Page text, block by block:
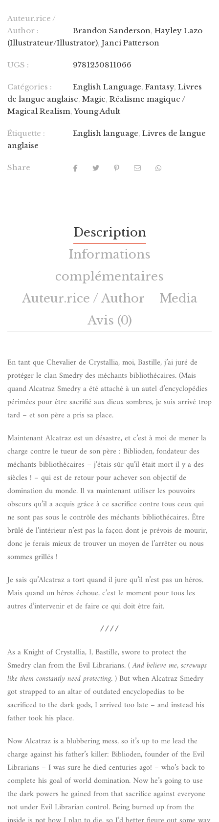
Auteur.rice /
Author :
Brandon Sanderson, Hayley Lazo
(Illustrateur/Illustrator), Janci Patterson
UGS : 9781250811066
Catégories : English Language, Fantasy, Livres
de langue anglaise, Magic, Réalisme magique /
Magical Realism, Young Adult
Étiquette : English language, Livres de langue
anglaise
Share
Description
Informations
complémentaires
Auteur.rice / Author
Media
Avis (0)
En tant que Chevalier de Crystallia, moi, Bastille, j’ai juré de
protéger le clan Smedry des méchants bibliothécaires. (Mais
quand Alcatraz Smedry a été attaché à un autel d’encyclopédies
périmées pour être sacrifié aux dieux sombres, je suis arrivé trop
tard – et son père a pris sa place.
Maintenant Alcatraz est un désastre, et c’est à moi de mener la
charge contre le tueur de son père : Biblioden, fondateur des
méchants bibliothécaires – j’étais sûr qu’il était mort il y a des
siècles ! – qui est de retour pour achever son objectif de
domination du monde. Il va maintenant utiliser les pouvoirs
obscurs qu’il a acquis grâce à ce sacrifice contre tous ceux qui
ne sont pas sous le contrôle des méchants bibliothécaires. Être
brûlé de l’intérieur n’est pas la façon dont je prévois de mourir,
donc je ferais mieux de trouver un moyen de l’arrêter ou nous
sommes grillés !
Je sais qu’Alcatraz a tort quand il jure qu’il n’est pas un héros.
Mais quand un héros échoue, c’est le moment pour tous les
autres d’intervenir et de faire ce qui doit être fait.
////
As a Knight of Crystallia, I, Bastille, swore to protect the
Smedry clan from the Evil Librarians. (And believe me, screwups
like them constantly need protecting.) But when Alcatraz Smedry
got strapped to an altar of outdated encyclopedias to be
sacrificed to the dark gods, I arrived too late – and instead his
father took his place.
Now Alcatraz is a blubbering mess, so it’s up to me lead the
charge against his father’s killer: Biblioden, founder of the Evil
Librarians – I was sure he died centuries ago! – who’s back to
complete his goal of world domination. Now he’s going to use
the dark powers he gained from that sacrifice against everyone
not under Evil Librarian control. Being burned up from the